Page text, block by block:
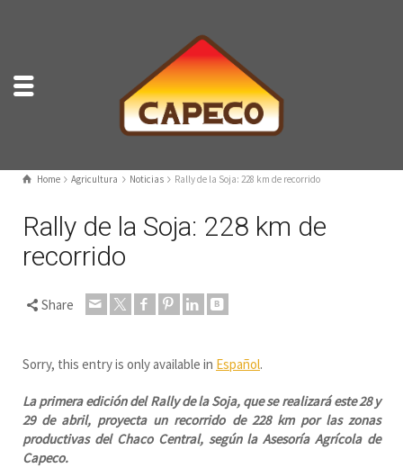
Home Agricultura Noticias Rally de la Soja: 228 km de recorrido
Rally de la Soja: 228 km de
recorrido
Share
Sorry, this entry is only available in Español.
La primera edición del Rally de la Soja, que se realizará este 28 y
29 de abril, proyecta un recorrido de 228 km por las zonas
productivas del Chaco Central, según la Asesoría Agrícola de
Capeco.